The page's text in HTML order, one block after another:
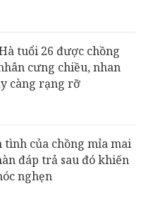
tuổi 26 được chồng
cưng chiều, nhan
càng rạng rỡ
tình của chồng mỉa mai
đáp trả sau đó khiến
nghẹn